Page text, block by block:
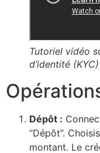
Tutoriel vidéo
d’identité
Dépôt :
“Dépôt”.
montant. Le